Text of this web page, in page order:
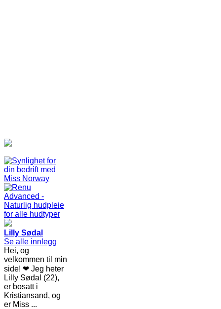
Lilly Sødal
Se alle innlegg
Hei, og
velkommen til min
side! ❤ Jeg heter
Lilly Sødal (22),
er bosatt i
Kristiansand, og
er Miss ...